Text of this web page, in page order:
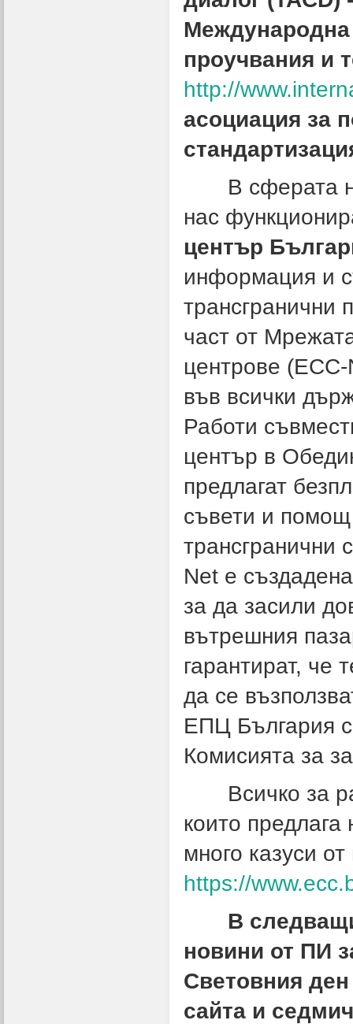
Международна
проучвания и
http://
асоциация за
В сферата на
нас
център
информация и
трансгранични
част от
центрове
във всички
Работи
център в
предлагат
съвети и помощ
трансгранични
Net е
за да засили
вътрешния
гарантират, че
да се
ЕПЦ България
Комисията за
Всичко за
които предлага
много казуси
https://
В
новини от ПИ
Световния
сайта и